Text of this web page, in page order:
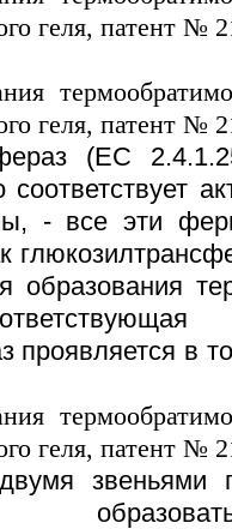
(ЕС
соответствует
- все эти
образования
проявляется в
звеньями